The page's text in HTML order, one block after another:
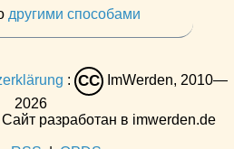
другими способами
: CC
ImWerden, 2010—
2026
разработан в imwerden.de